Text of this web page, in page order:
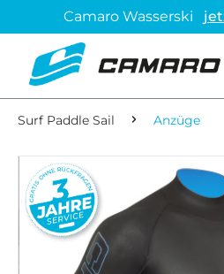
Camaro Wasserski
Surf Paddle Sail Anzüge